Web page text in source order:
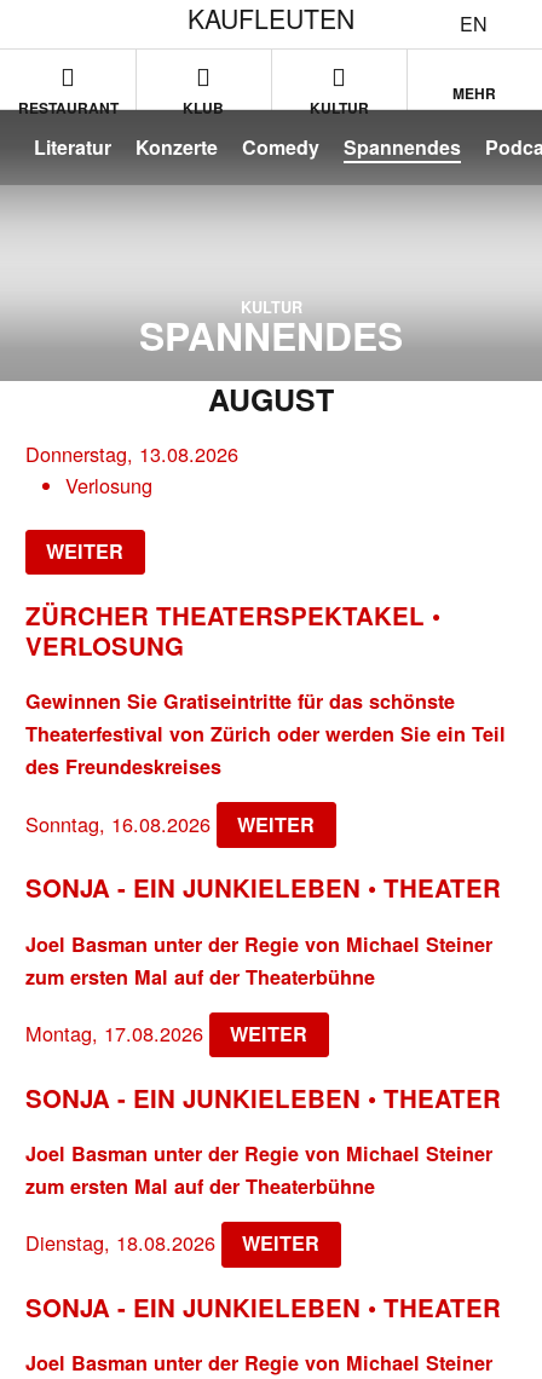
EN
KAUFLEUTEN
RESTAURANT KLUB KULTUR
MEHR
Literatur Konzerte Comedy Spannendes
KULTUR
SPANNENDES
AUGUST
Donnerstag, 13.08.2026
Verlosung
WEITER
ZÜRCHER THEATERSPEKTAKEL •
VERLOSUNG
Gewinnen Sie Gratiseintritte für das schönste
Theaterfestival von Zürich oder werden Sie ein Teil
des Freundeskreises
Sonntag, 16.08.2026 WEITER
SONJA - EIN JUNKIELEBEN • THEATER
Joel Basman unter der Regie von Michael Steiner
zum ersten Mal auf der Theaterbühne
Montag, 17.08.2026 WEITER
SONJA - EIN JUNKIELEBEN • THEATER
Joel Basman unter der Regie von Michael Steiner
zum ersten Mal auf der Theaterbühne
Dienstag, 18.08.2026 WEITER
SONJA - EIN JUNKIELEBEN • THEATER
Joel Basman unter der Regie von Michael Steiner